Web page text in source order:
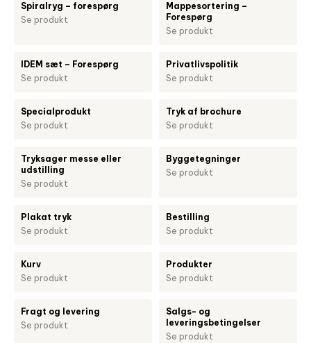
Spiralryg – forespørg
Se produkt
Mappesortering –
Forespørg
Se produkt
IDEM sæt – Forespørg
Se produkt
Privatlivspolitik
Se produkt
Specialprodukt
Se produkt
Tryk af brochure
Se produkt
Tryksager messe eller
udstilling
Se produkt
Byggetegninger
Se produkt
Plakat tryk
Se produkt
Bestilling
Se produkt
Kurv
Se produkt
Produkter
Se produkt
Fragt og levering
Se produkt
Salgs- og
leveringsbetingelser
Se produkt